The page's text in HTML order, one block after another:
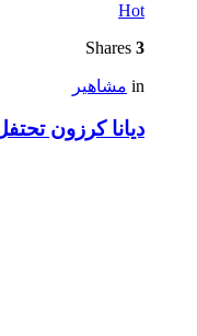
Hot
3
in مشاهير
ديانا كرزون